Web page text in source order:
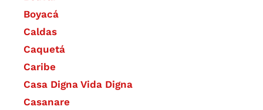
Boyacá
Caldas
Caquetá
Caribe
Casa Digna Vida Digna
Casanare